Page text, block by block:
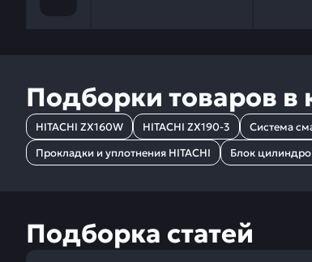
Подборки товаров в
HITACHI ZX160W HITACHI ZX190-3 Система
Прокладки и уплотнения HITACHI
Блок
Подборка статей